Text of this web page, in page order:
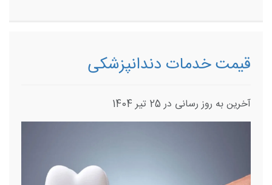
قيمت خدمات دندانپزشکی
آخرین به روز رسانی در 25 تیر 1404